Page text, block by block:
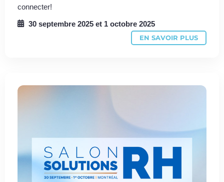
connecter!
30 septembre 2025 et 1 octobre 2025
EN SAVOIR PLUS